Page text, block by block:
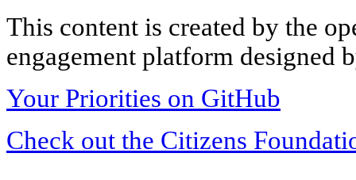
This content is created by the
engagement platform designed
Your Priorities on GitHub
Check out the Citizens